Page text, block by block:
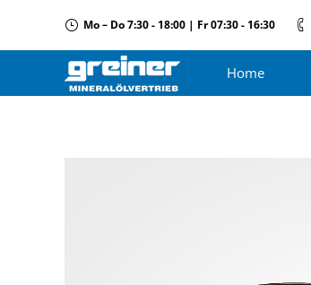
Mo – Do 7:30 - 18:00 | Fr 07:30 - 16:30
Home